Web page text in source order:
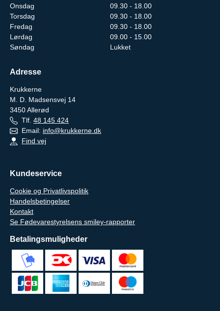
Onsdag
09.30 - 18.00
Torsdag
09.30 - 18.00
Fredag
09.30 - 18.00
Lørdag
09.00 - 15.00
Søndag
Lukket
Adresse
Krukkerne
M. D. Madsensvej 14
3450Allerød
Tlf. 48 145 424
Email: info@krukkerne.dk
Find vej
Kundeservice
Cookie og Privatlivspolitik
Handelsbetingelser
Kontakt
Se Fødevarestyrelsens smiley-rapporter
Betalingsmuligheder